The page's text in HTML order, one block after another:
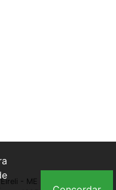
- ME | CNPJ: